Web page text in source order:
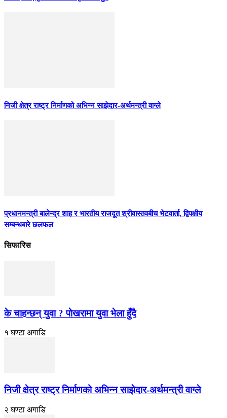
निजी क्षेत्र राष्ट्र निर्माणको अभिन्न साझेदार-अर्थमन्त्री वाग्ले
प्रधानमन्त्री बालेन्द्र शाह र भारतीय राजदूत श्रीवास्तवबीच भेटवार्ता, द्विपक्षीय
सम्बन्धबारे छलफल
सिफारिस
के चाहन्छन् युवा ? पाेखरामा युवा भेला हुँदै
१ घण्टा अगाडि
निजी क्षेत्र राष्ट्र निर्माणको अभिन्न साझेदार-अर्थमन्त्री वाग्ले
२ घण्टा अगाडि